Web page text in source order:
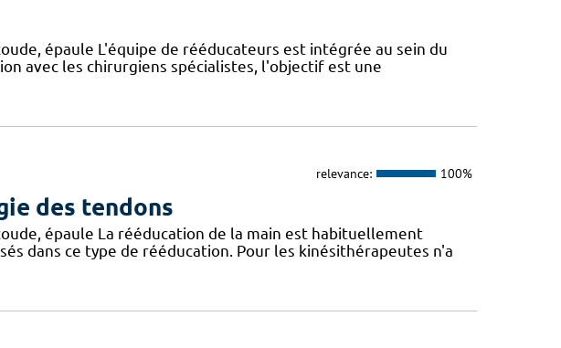
épaule L'équipe de rééducateurs est intégrée au sein du
avec les chirurgiens spécialistes, l'objectif est une
relevance: 100%
des tendons
épaule La rééducation de la main est habituellement
dans ce type de rééducation. Pour les kinésithérapeutes n'a